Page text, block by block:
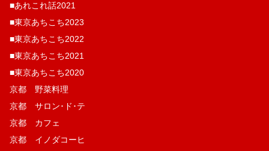
■あれこれ話2021
■東京あちこち2023
■東京あちこち2022
■東京あちこち2021
■東京あちこち2020
京都 野菜料理
京都 サロン･ド･テ
京都 カフェ
京都 イノダコーヒ